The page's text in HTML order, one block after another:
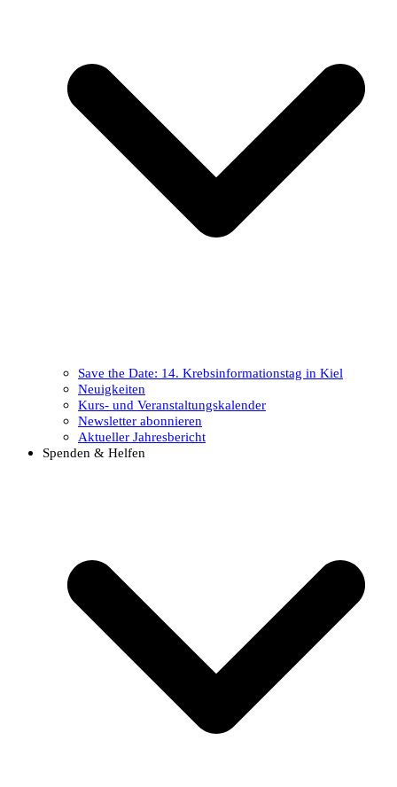
Save the Date: 14. Krebsinformationstag in Kiel
Neuigkeiten
Kurs- und Veranstaltungskalender
Newsletter abonnieren
Aktueller Jahresbericht
Spenden & Helfen